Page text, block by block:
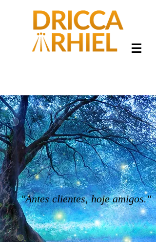
"Antes clientes, hoje amigos."